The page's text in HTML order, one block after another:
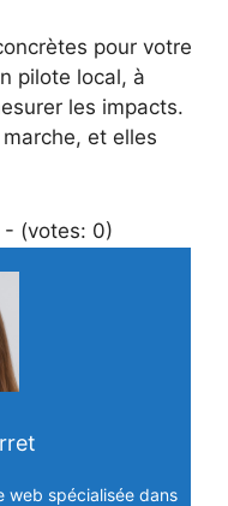
pour votre
pilote local, à
les impacts.
et elles
- (votes: 0)
web spécialisée dans